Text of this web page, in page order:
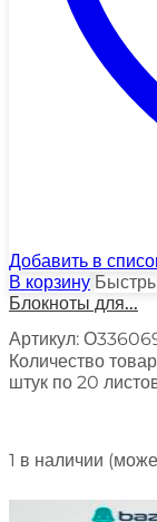
Добавить в
В корзину
Блокноты для...
Артикул:
Количество
штук по 20
1 в наличии